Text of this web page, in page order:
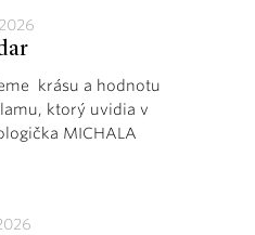
krásu a hodnotu
ktorý uvidia v
MICHALA